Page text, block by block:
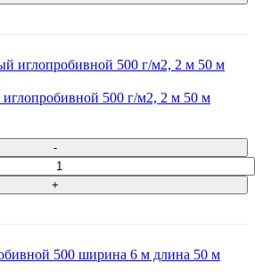
иглопробивной 500 г/м2, 2 м 50 м